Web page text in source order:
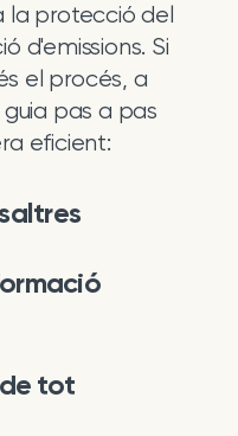
la protecció del
d'emissions. Si
el procés, a
pas a pas
eficient:
tot